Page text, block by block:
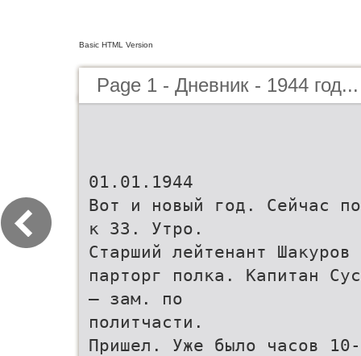
Basic HTML Version
Page 1 - Дневник - 1944 год...
01.01.1944
Вот и новый год. Сейчас
к 33. Утро.
Старший лейтенант Шакуров
парторг полка. Капитан
– зам. по
политчасти.
Пришел. Уже было часов